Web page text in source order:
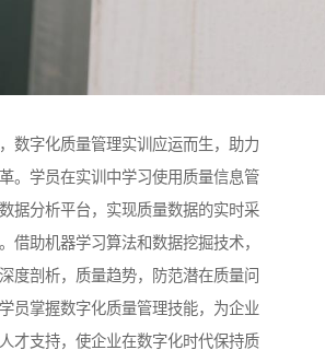
数字化质量管理实训应运而生，助力
。学员在实训中学习使用质量信息管
据分析平台，实现质量数据的实时采
借助机器学习算法和数据挖掘技术，
度剖析，质量趋势，防范潜在质量问
员掌握数字化质量管理技能，为企业
才支持，使企业在数字化时代保持质